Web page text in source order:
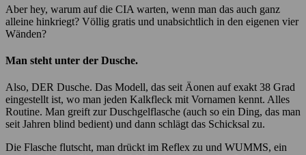
Aber hey, warum auf die CIA warten, wenn man das auch ganz
alleine hinkriegt? Völlig gratis und unabsichtlich in den eigenen vier
Wänden?
Man steht unter der Dusche.
Also, DER Dusche. Das Modell, das seit Äonen auf exakt 38 Grad
eingestellt ist, wo man jeden Kalkfleck mit Vornamen kennt. Alles
Routine. Man greift zur Duschgelflasche (auch so ein Ding, das man
seit Jahren blind bedient) und dann schlägt das Schicksal zu.
Die Flasche flutscht, man drückt im Reflex zu und WUMMS, ein